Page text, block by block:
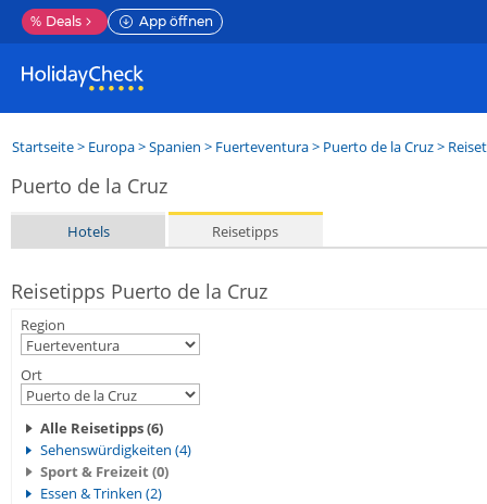
% Deals App öffnen
Startseite> Europa>Spanien > Fuerteventura> Puerto de la Cruz>
Puerto de la Cruz
Hotels Reisetipps
Reisetipps Puerto de la Cruz
Region
Ort
Alle Reisetipps (6)
Sehenswürdigkeiten (4)
Sport & Freizeit (0)
Essen & Trinken (2)